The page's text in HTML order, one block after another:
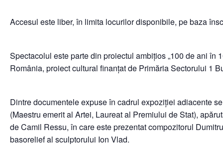
Accesul este liber, în limita locurilor disponibile, pe baza
Spectacolul este parte din proiectul ambițios „100 de ani în
România, proiect cultural finanțat de Primăria Sectorului 1
Dintre documentele expuse în cadrul expoziției adiacente
(Maestru emerit al Artei, Laureat al Premiului de Stat),
de Camil Ressu, în care este prezentat compozitorul
basorelief al sculptorului Ion Vlad.